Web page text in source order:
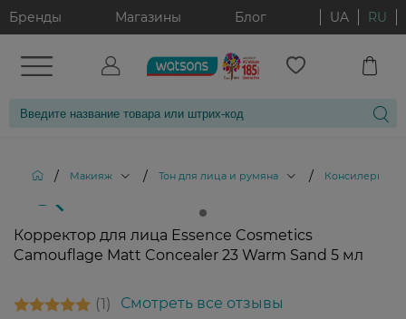
Бренды Магазины Блог UA RU
/ Макияж / Тон для лица и румяна / Консилеры
Корректор для лица Essence Cosmetics
Camouflage Matt Concealer 23 Warm Sand 5 мл
1 Смотреть все отзывы